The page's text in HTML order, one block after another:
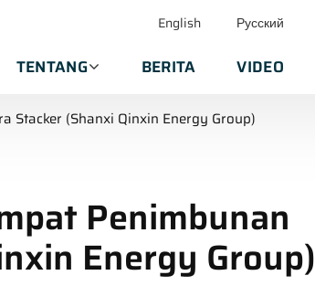
English Русский
TENTANG BERITA VIDEO
Stacker (Shanxi Qinxin Energy Group)
Penimbunan
Energy Group)